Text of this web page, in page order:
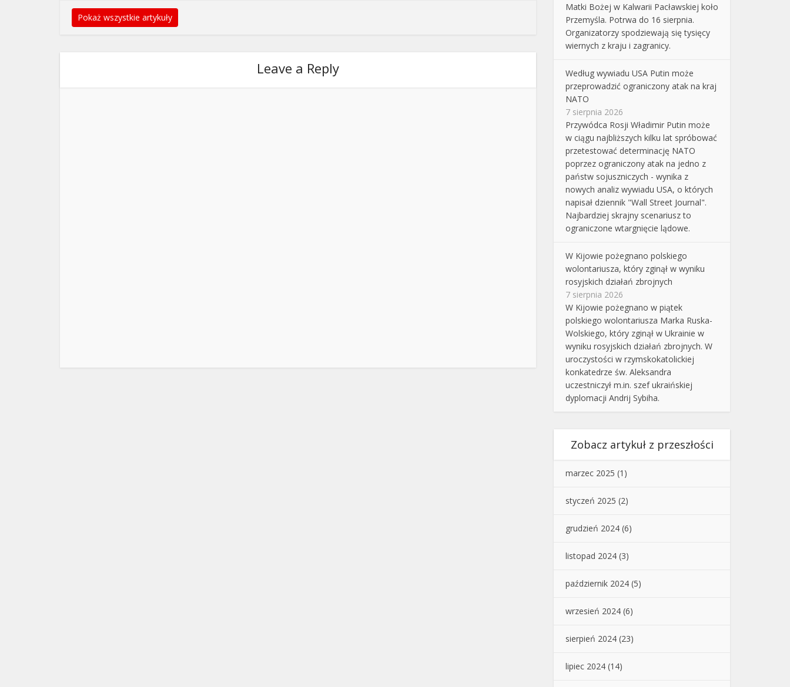
Pokaż wszystkie artykuły
Leave a Reply
Matki Bożej w Kalwarii Pacławskiej koło
Przemyśla. Potrwa do 16 sierpnia.
Organizatorzy spodziewają się tysięcy
wiernych z kraju i zagranicy.
Według wywiadu USA Putin może
przeprowadzić ograniczony atak na kraj
NATO
7 sierpnia 2026
Przywódca Rosji Władimir Putin może
w ciągu najbliższych kilku lat spróbować
przetestować determinację NATO
poprzez ograniczony atak na jedno z
państw sojuszniczych - wynika z
nowych analiz wywiadu USA, o których
napisał dziennik "Wall Street Journal".
Najbardziej skrajny scenariusz to
ograniczone wtargnięcie lądowe.
W Kijowie pożegnano polskiego
wolontariusza, który zginął w wyniku
rosyjskich działań zbrojnych
7 sierpnia 2026
W Kijowie pożegnano w piątek
polskiego wolontariusza Marka Ruska-
Wolskiego, który zginął w Ukrainie w
wyniku rosyjskich działań zbrojnych. W
uroczystości w rzymskokatolickiej
konkatedrze św. Aleksandra
uczestniczył m.in. szef ukraińskiej
dyplomacji Andrij Sybiha.
Zobacz artykuł z przeszłości
marzec 2025 (1)
styczeń 2025 (2)
grudzień 2024 (6)
listopad 2024 (3)
październik 2024 (5)
wrzesień 2024 (6)
sierpień 2024 (23)
lipiec 2024 (14)